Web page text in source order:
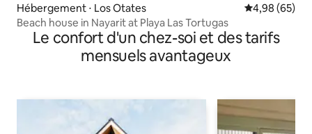
Hébergement ⋅ Los Otates Évaluation
4,98 (65)
Beach house in Nayarit at Playa Las Tortugas
Le confort d'un chez-soi et des tarifs
mensuels avantageux